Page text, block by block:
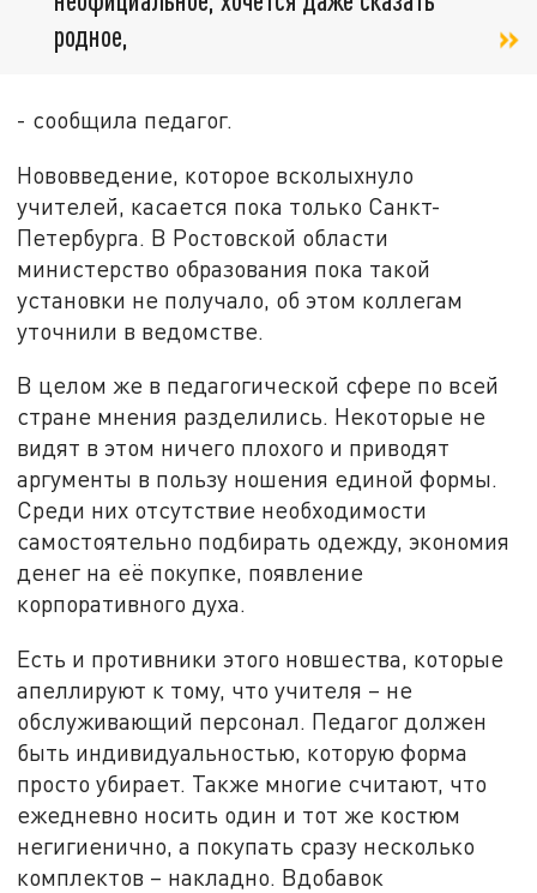
родное,
- сообщила педагог.
Нововведение, которое всколыхнуло
учителей, касается пока только Санкт-
Петербурга. В Ростовской области
министерство образования пока такой
установки не получало, об этом коллегам
уточнили в ведомстве.
В целом же в педагогической сфере по всей
стране мнения разделились. Некоторые не
видят в этом ничего плохого и приводят
аргументы в пользу ношения единой формы.
Среди них отсутствие необходимости
самостоятельно подбирать одежду, экономия
денег на её покупке, появление
корпоративного духа.
Есть и противники этого новшества, которые
апеллируют к тому, что учителя – не
обслуживающий персонал. Педагог должен
быть индивидуальностью, которую форма
просто убирает. Также многие считают, что
ежедневно носить один и тот же костюм
негигиенично, а покупать сразу несколько
комплектов – накладно. Вдобавок